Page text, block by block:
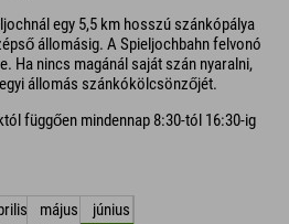
egy 5,5 km hosszú szánkópálya
állomásig. A Spieljochbahn felvonó
Ha nincs magánál saját szán nyaralni,
állomás szánkókölcsönzőjét.
függően mindennap 8:30-tól 16:30-ig
május
június